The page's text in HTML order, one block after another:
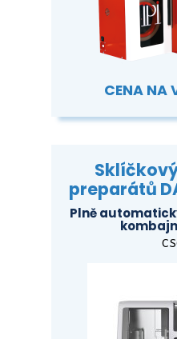
CENA NA
preparátů
Plně